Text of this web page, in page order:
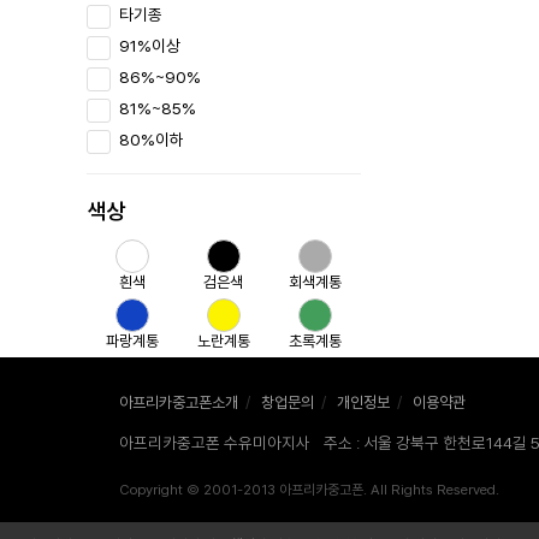
타기종
91%이상
86%~90%
81%~85%
80%이하
색상
흰색 검은색 회색계통
파랑계통 노란계통 초록계통
빨강계통 보라계통 핑크계통
아프리카중고폰소개 / 창업문의 / 개인정보 / 이용약관
아프리카중고폰 수유미아지사 주소 : 서울 강북구 한천로144길
Copyright © 2001-2013 아프리카중고폰. All Rights Reserved.